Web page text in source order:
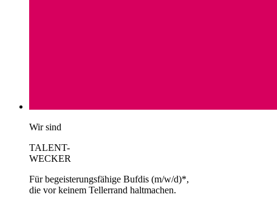
Wir sind
TALENT-
WECKER
Für begeisterungsfähige Bufdis (m/w/d)*,
die vor keinem Tellerrand haltmachen.